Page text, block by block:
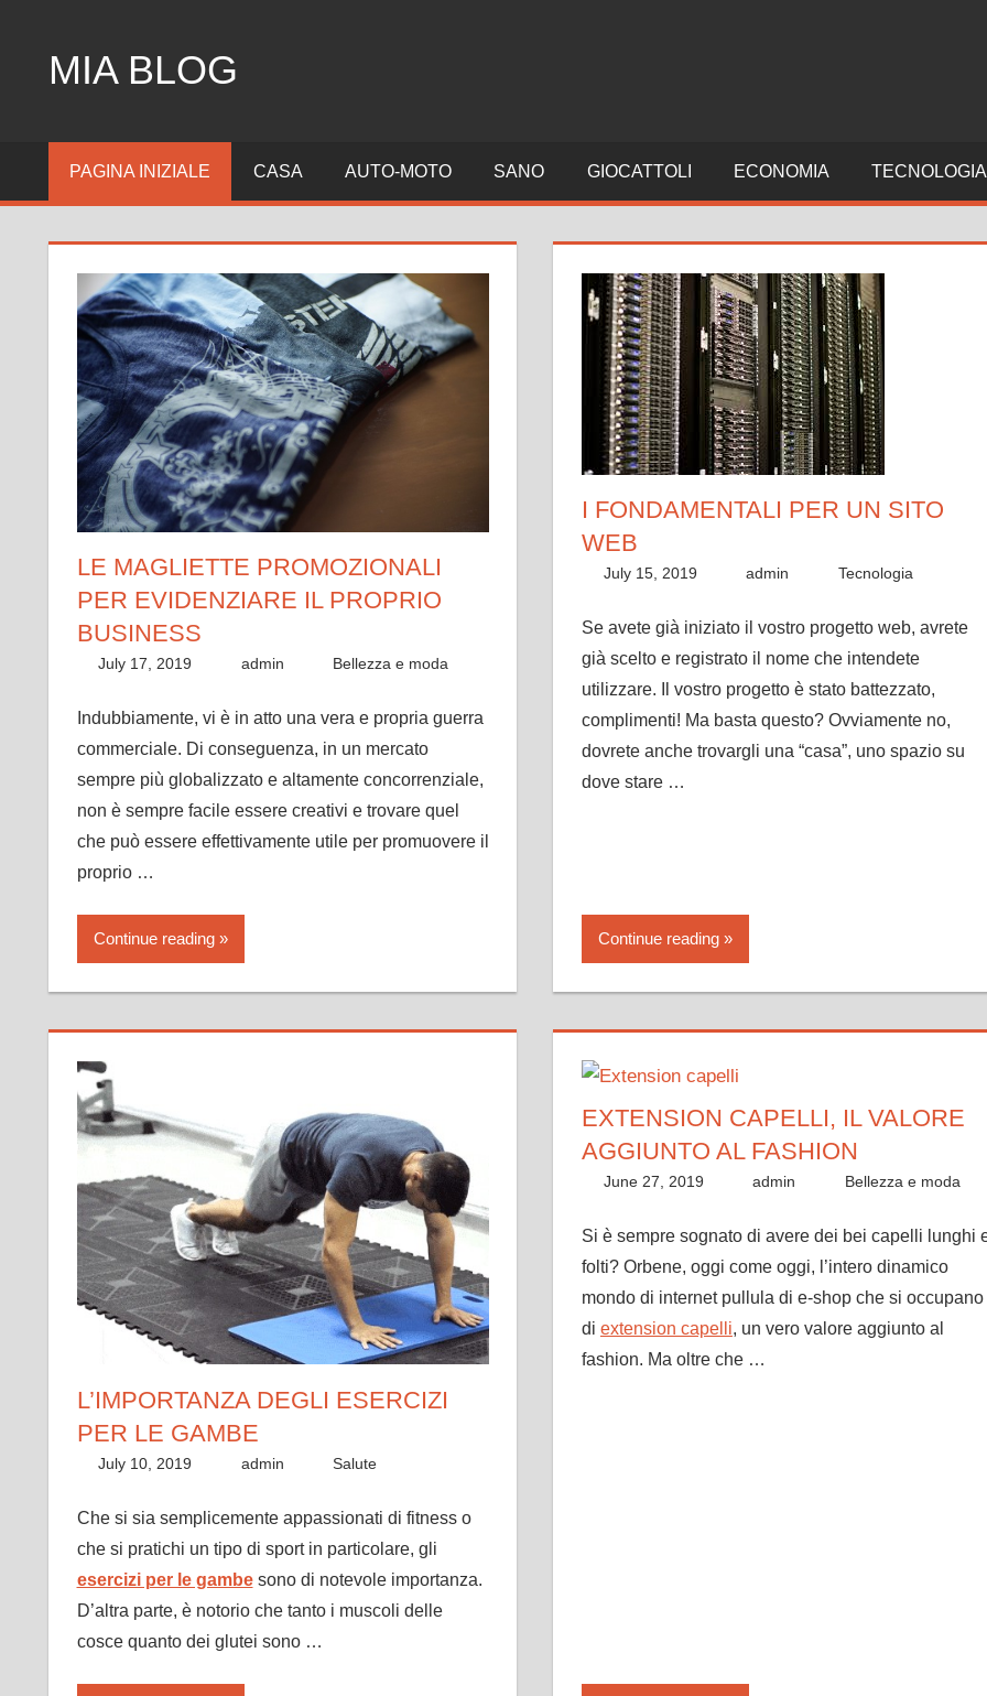
contentMIA BLOG
PAGINA INIZIALE CASA AUTO-MOTO SANO GIOCATTOLI ECONOMIA TECNOLOGIA
LE MAGLIETTE PROMOZIONALI
PER EVIDENZIARE IL PROPRIO
BUSINESS
July 17, 2019 admin Bellezza e moda
Indubbiamente, vi è in atto una vera e propria guerra
commerciale. Di conseguenza, in un mercato
sempre più globalizzato e altamente concorrenziale,
non è sempre facile essere creativi e trovare quel
che può essere effettivamente utile per promuovere il
proprio …
Continue reading
I FONDAMENTALI PER UN SITO
WEB
July 15, 2019 admin Tecnologia
Se avete già iniziato il vostro progetto web, avrete
già scelto e registrato il nome che intendete
utilizzare. Il vostro progetto è stato battezzato,
complimenti! Ma basta questo? Ovviamente no,
dovrete anche trovargli una “casa”, uno spazio su
dove stare …
Continue reading
L’IMPORTANZA DEGLI ESERCIZI
PER LE GAMBE
July 10, 2019 admin Salute
Che si sia semplicemente appassionati di fitness o
che si pratichi un tipo di sport in particolare, gli
esercizi per le gambesono di notevole importanza.
D’altra parte, è notorio che tanto i muscoli delle
cosce quanto dei glutei sono …
EXTENSION CAPELLI, IL VALORE
AGGIUNTO AL FASHION
June 27, 2019 admin Bellezza e moda
Si è sempre sognato di avere dei bei capelli lunghi
folti? Orbene, oggi come oggi, l’intero dinamico
mondo di internet pullula di e-shop che si occupano
di extension capelli, un vero valore aggiunto al
fashion. Ma oltre che …